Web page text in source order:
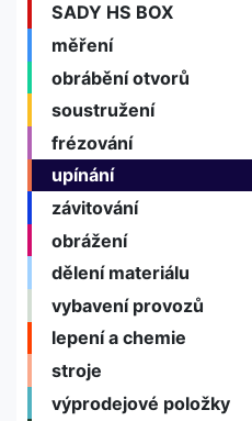
SADY HS BOX
měření
obrábění otvorů
soustružení
frézování
upínání
závitování
obrážení
dělení materiálu
vybavení provozů
lepení a chemie
stroje
výprodejové položky